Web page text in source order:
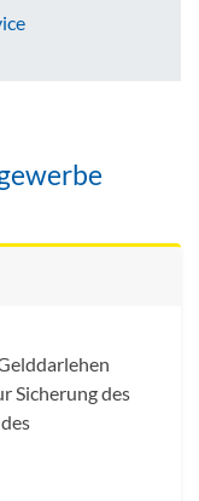
Sicherung des